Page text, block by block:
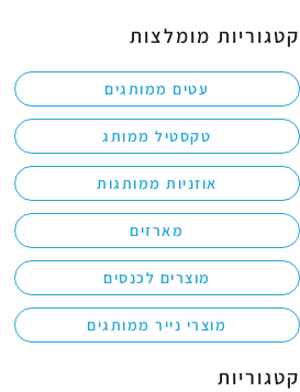
קטגוריות מומלצות
עטים ממותגים
טקסטיל ממותג
אוזניות ממותגות
מארזים
מוצרים לכנסים
מוצרי נייר ממותגים
קטגוריות